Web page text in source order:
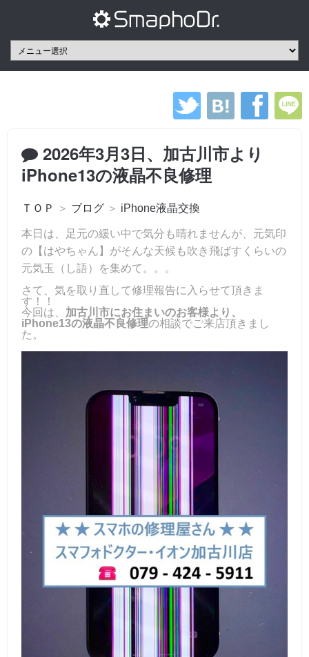
2026年3月3日、加古川市より
iPhone13の液晶不良修理
ＴＯＰ ＞ ブログ ＞ iPhone液晶交換
本日は、足元の緩い中で気分も晴れませんが、元気印
の【はやちゃん】がそんな天候も吹き飛ばすくらいの
元気玉（し語）を集めて。。。
さて、気を取り直して修理報告に入らせて頂きま
す！！
今回は、 加古川市にお住まいのお客様より、
iPhone13の液晶不良修理の相談でご来店頂きまし
た。